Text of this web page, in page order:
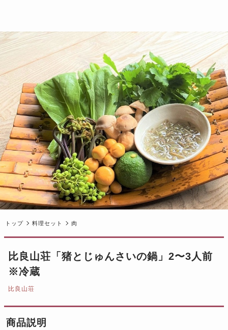
トップ 料理セット 肉
比良山荘「猪とじゅんさいの鍋」2〜3人前
※冷蔵
比良山荘
商品説明